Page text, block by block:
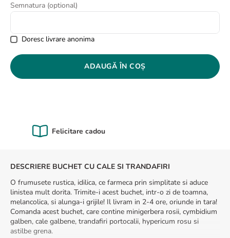
Semnatura (optional)
Doresc livrare anonima
ADAUGĂ ÎN COȘ
Calitate Garantată
DESCRIERE BUCHET CU CALE SI TRANDAFIRI
O frumusete rustica, idilica, ce farmeca prin simplitate si aduce
linistea mult dorita. Trimite-i acest buchet, intr-o zi de toamna,
melancolica, si alunga-i grijile! Il livram in 2-4 ore, oriunde in tara!
Comanda acest buchet, care contine minigerbera rosii, cymbidium
galben, cale galbene, trandafiri portocalii, hypericum rosu si
astilbe grena.